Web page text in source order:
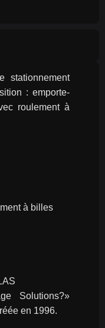
stationnement
: emporte-
roulement à
à billes
Solutions?»
en 1996.